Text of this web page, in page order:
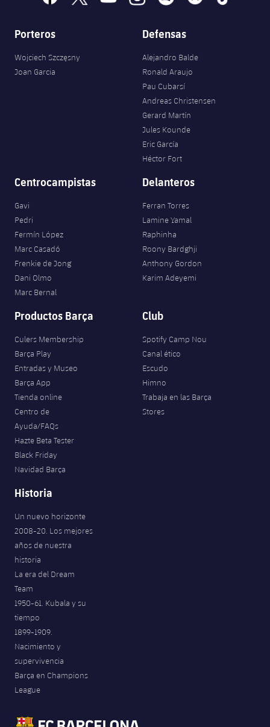
Porteros
Wojciech Szczęsny
Joan Garcia
Defensas
Alejandro Balde
Ronald Araujo
Pau Cubarsí
Andreas Christensen
Gerard Martín
Jules Kounde
Eric García
Héctor Fort
Centrocampistas
Gavi
Pedri
Fermín López
Marc Casadó
Frenkie de Jong
Dani Olmo
Marc Bernal
Delanteros
Ferran Torres
Lamine Yamal
Raphinha
Roony Bardghji
Anthony Gordon
Karim Adeyemi
Productos Barça
Culers Membership
Barça Play
Entradas y Museo
Barça App
Tienda online
Centro de
Ayuda/FAQs
Hazte Beta Tester
Black Friday
Navidad Barça
Club
Spotify Camp Nou
Canal ético
Escudo
Himno
Trabaja en las Barça
Stores
Historia
Un nuevo horizonte
2008-20. Los mejores
años de nuestra
historia
La era del Dream
Team
1950-61. Kubala y su
tiempo
1899-1909.
Nacimiento y
supervivencia
Barça en Champions
League